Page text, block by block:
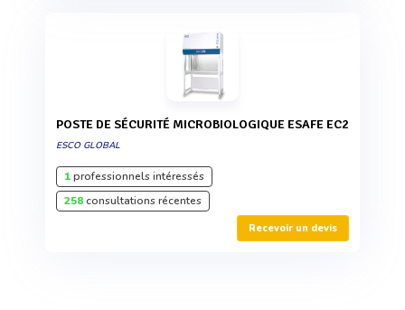
POSTE DE SÉCURITÉ MICROBIOLOGIQUE ESAFE EC2
ESCO GLOBAL
1professionnels intéressés
258consultations récentes
Recevoir un devis